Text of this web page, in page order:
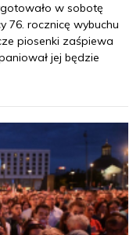
w sobotę
76. rocznicę wybuchu
piosenki zaśpiewa
jej będzie